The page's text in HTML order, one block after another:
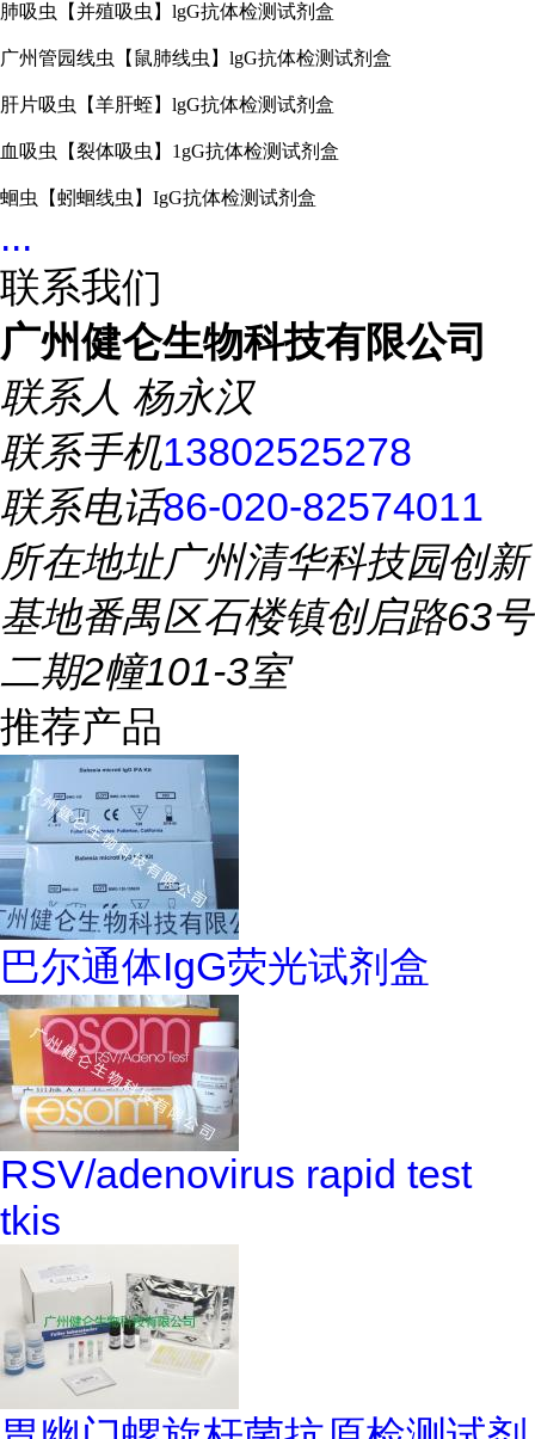
肺吸虫【并殖吸虫】lgG抗体检测试剂盒
广州管园线虫【鼠肺线虫】lgG抗体检测试剂盒
肝片吸虫【羊肝蛭】lgG抗体检测试剂盒
血吸虫【裂体吸虫】1gG抗体检测试剂盒
蛔虫【蚓蛔线虫】IgG抗体检测试剂盒
...
联系我们
广州健仑生物科技有限公司
联系人 杨永汉
联系手机13802525278
联系电话86-020-82574011
所在地址广州清华科技园创新
基地番禺区石楼镇创启路63号
二期2幢101-3室
推荐产品
巴尔通体IgG荧光试剂盒
RSV/adenovirus rapid test
tkis